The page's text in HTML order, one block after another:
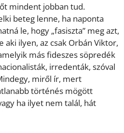
mindent jobban tud.
beteg lenne, ha naponta
le, hogy „fasiszta” meg azt,
aki ilyen, az csak Orbán Viktor,
más fideszes söpredék
irredenták, szóval
miről ír, mert
történés mögött
ha ilyet nem talál, hát